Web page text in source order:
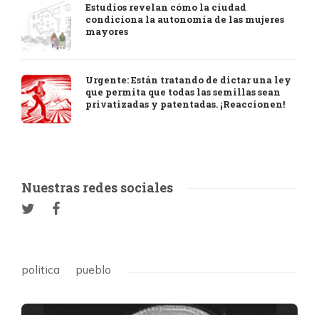
Estudios revelan cómo la ciudad
condiciona la autonomía de las mujeres
mayores
Urgente: Están tratando de dictar una ley
que permita que todas las semillas sean
privatizadas y patentadas. ¡Reaccionen!
Nuestras redes sociales
politica pueblo